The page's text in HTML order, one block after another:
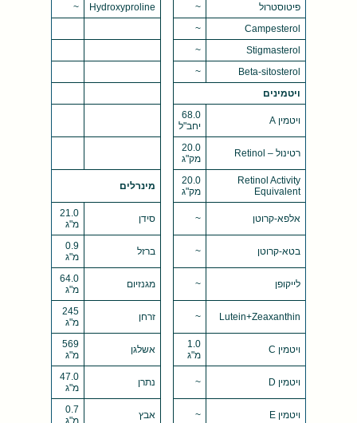
פיטוסטרול
~
Hydroxyproline
~
Campesterol
~
Stigmasterol
~
Beta-sitosterol
~
ויטמינים
ויטמין A
68.0
יחב"ל
רטינול – Retinol
20.0
מק"ג
Retinol Activity
Equivalent
20.0
מק"ג
מינרלים
אלפא-קרוטן ~ סידן
21.0
מ"ג
בטא-קרוטן ~ ברזל
0.9
מ"ג
לייקופן ~ מגנזיום
64.0
מ"ג
Lutein+Zeaxanthin
~ זרחן
245
מ"ג
ויטמין C
1.0
מ"ג
אשלגן
569
מ"ג
ויטמין D ~ נתרן
47.0
מ"ג
ויטמין E ~ אבץ
0.7
מ"ג